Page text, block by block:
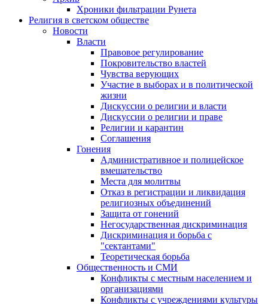
Хроники фильтрации Рунета
Религия в светском обществе
Новости
Власти
Правовое регулирование
Покровительство властей
Чувства верующих
Участие в выборах и в политической
жизни
Дискуссии о религии и власти
Дискуссии о религии и праве
Религии и карантин
Соглашения
Гонения
Административное и полицейское
вмешательство
Места для молитвы
Отказ в регистрации и ликвидация
религиозных объединений
Защита от гонений
Негосударственная дискриминация
Дискриминация и борьба с
"сектантами"
Теоретическая борьба
Общественность и СМИ
Конфликты с местным населением и
организациями
Конфликты с учреждениями культуры